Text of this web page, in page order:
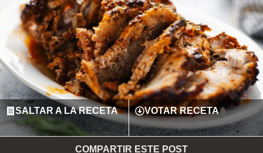
SALTAR A LA RECETA VOTAR RECETA
COMPARTIR ESTE POST